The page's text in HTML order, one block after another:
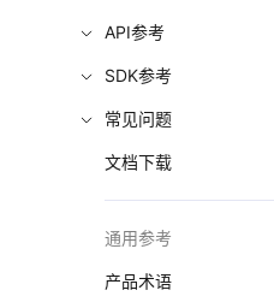
API参考
SDK参考
常见问题
文档下载
通用参考
产品术语